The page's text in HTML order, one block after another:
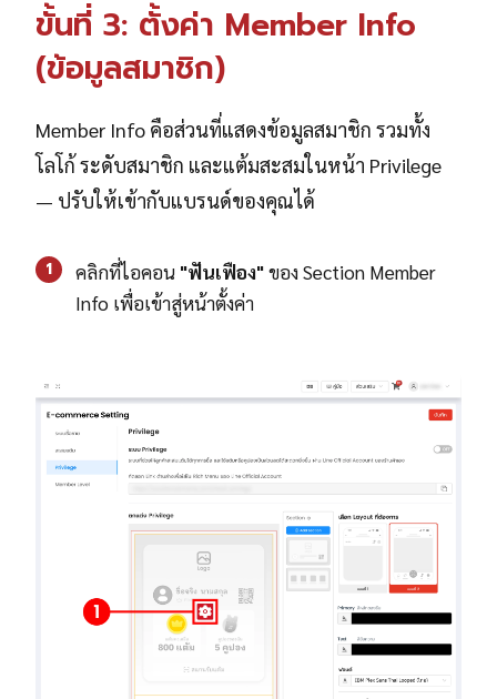
ขั้นที่ 3: ตั้งค่า Member Info
(ข้อมูลสมาชิก)
Member Info คือส่วนที่แสดงข้อมูลสมาชิก รวมทั้ง
โลโก้ ระดับสมาชิก และแต้มสะสมในหน้า Privilege
— ปรับให้เข้ากับแบรนด์ของคุณได้
1 คลิกที่ไอคอน "ฟันเฟือง"ของ Section Member
Info เพื่อเข้าสู่หน้าตั้งค่า